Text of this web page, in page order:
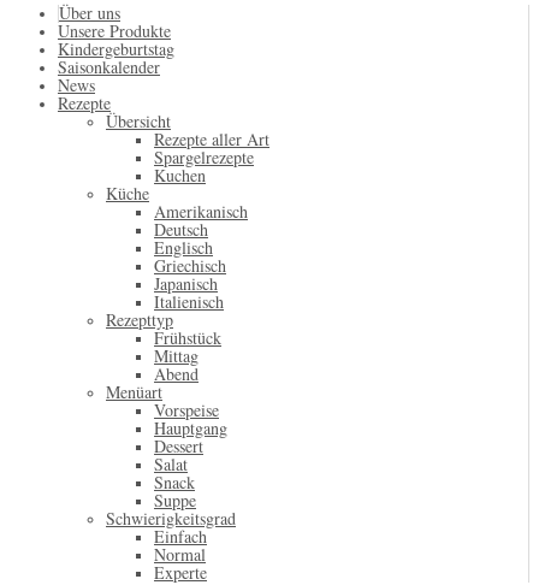
Über uns
Unsere Produkte
Kindergeburtstag
Saisonkalender
News
Rezepte
Übersicht
Rezepte aller Art
Spargelrezepte
Kuchen
Küche
Amerikanisch
Deutsch
Englisch
Griechisch
Japanisch
Italienisch
Rezepttyp
Frühstück
Mittag
Abend
Menüart
Vorspeise
Hauptgang
Dessert
Salat
Snack
Suppe
Schwierigkeitsgrad
Einfach
Normal
Experte